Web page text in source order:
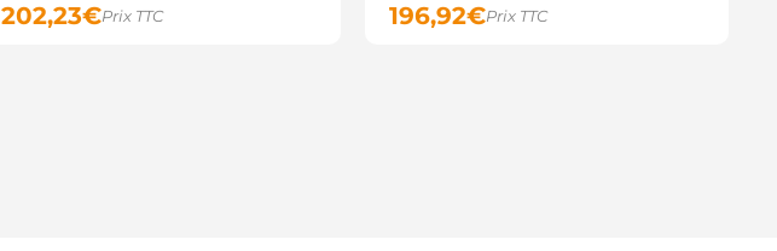
202,23€Prix TTC 196,92€Prix TTC